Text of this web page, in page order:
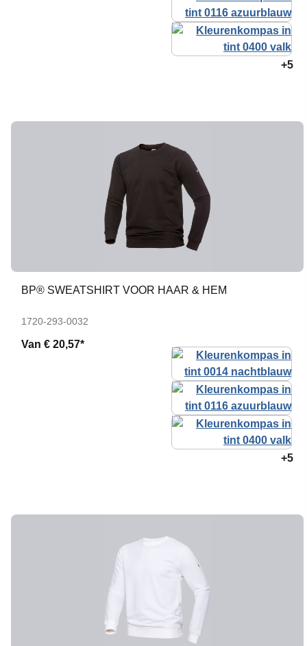
+5
BP® SWEATSHIRT VOOR HAAR & HEM
1720-293-0032
Van € 20,57*
+5